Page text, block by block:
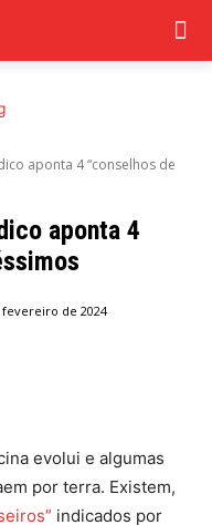
aponta 4 “conselhos de
aponta 4
fevereiro de 2024
evolui e algumas
por terra. Existem,
indicados por